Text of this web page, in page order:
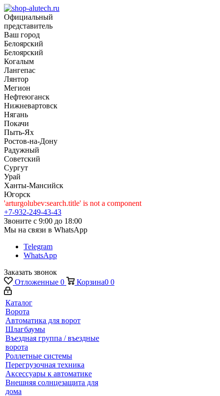
Официальный
представитель
Ваш город
Белоярский
Белоярский
Когалым
Лангепас
Лянтор
Мегион
Нефтеюганск
Нижневартовск
Нягань
Покачи
Пыть-Ях
Рoстов-на-Дону
Радужный
Советский
Сургут
Урай
Ханты-Мансийск
Югорск
'arturgolubev:search.title' is not a component
+7-932-249-43-43
Звоните с 9:00 до 18:00
Мы на связи в WhatsApp
Telegram
WhatsApp
Заказать звонок
Отложенные 0 Корзина0 0
Каталог
Ворота
Автоматика для ворот
Шлагбаумы
Въездная группа / въездные
ворота
Роллетные системы
Перегрузочная техника
Аксессуары к автоматике
Внешняя солнцезащита для
дома